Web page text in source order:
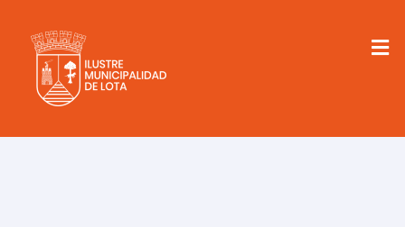
contenido